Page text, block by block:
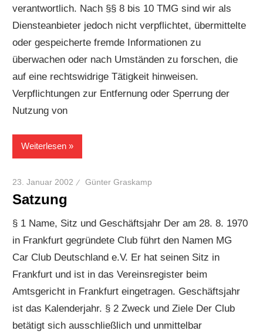
verantwortlich. Nach §§ 8 bis 10 TMG sind wir als
Diensteanbieter jedoch nicht verpflichtet, übermittelte
oder gespeicherte fremde Informationen zu
überwachen oder nach Umständen zu forschen, die
auf eine rechtswidrige Tätigkeit hinweisen.
Verpflichtungen zur Entfernung oder Sperrung der
Nutzung von
Weiterlesen
23. Januar 2002 Günter Graskamp
Satzung
§ 1 Name, Sitz und Geschäftsjahr Der am 28. 8. 1970
in Frankfurt gegründete Club führt den Namen MG
Car Club Deutschland e.V. Er hat seinen Sitz in
Frankfurt und ist in das Vereinsregister beim
Amtsgericht in Frankfurt eingetragen. Geschäftsjahr
ist das Kalenderjahr. § 2 Zweck und Ziele Der Club
betätigt sich ausschließlich und unmittelbar